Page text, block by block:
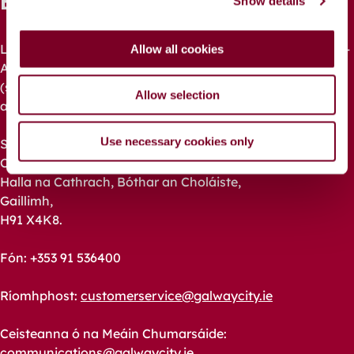
n
Allow all cookies
Allow selection
Use necessary cookies only
Bí i dTeagmháil
Le haghaidh fiosrúcháin ghinearálta, táimid ar fáil Luan –
Aoine: 9am – 4pm
(seachas laethanta saoire poiblí, laethanta saoire bainc
agus Aoine an Chéasta)
Seoladh:
Comhairle Cathrach na Gaillimhe,
Halla na Cathrach, Bóthar an Choláiste,
Gaillimh,
H91 X4K8.
Fón: +353 91 536400
Ríomhphost: customerservice@galwaycity.ie
Ceisteanna ó na Meáin Chumarsáide: